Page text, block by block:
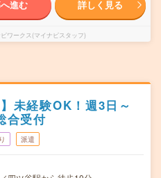
進む 詳しく見る
ワークス(マイナビスタッフ)
未経験OK！週3日～
合受付
派遣